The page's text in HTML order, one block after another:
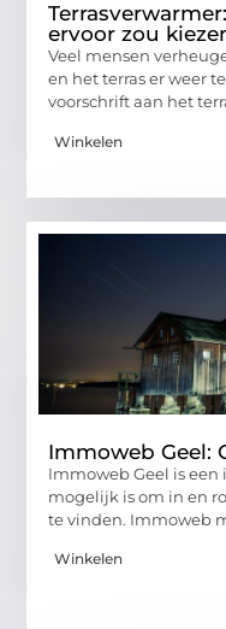
ervoor zou
Veel mensen
en het terras er weer
voorschrift aan het
Winkelen
Immoweb Geel:
Immoweb Geel is
mogelijk is om in en
te vinden. Immoweb
Winkelen